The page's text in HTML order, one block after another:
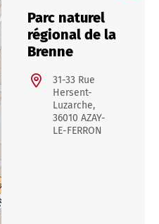
Parc naturel
régional de la
Brenne
31-33 Rue
Hersent-
Luzarche,
36010 AZAY-
LE-FERRON